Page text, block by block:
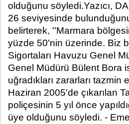
olduğunu söyledi.Yazıcı,
26 seviyesinde
belirterek, ''Marmara
yüzde 50'nin üzerinde. Biz
Sigortaları Havuzu Genel
Genel Müdürü Bülent Bora
uğradıkları zararları
Haziran 2005'de çıkarılan
poliçesinin 5 yıl önce
üye olduğunu söyledi. -